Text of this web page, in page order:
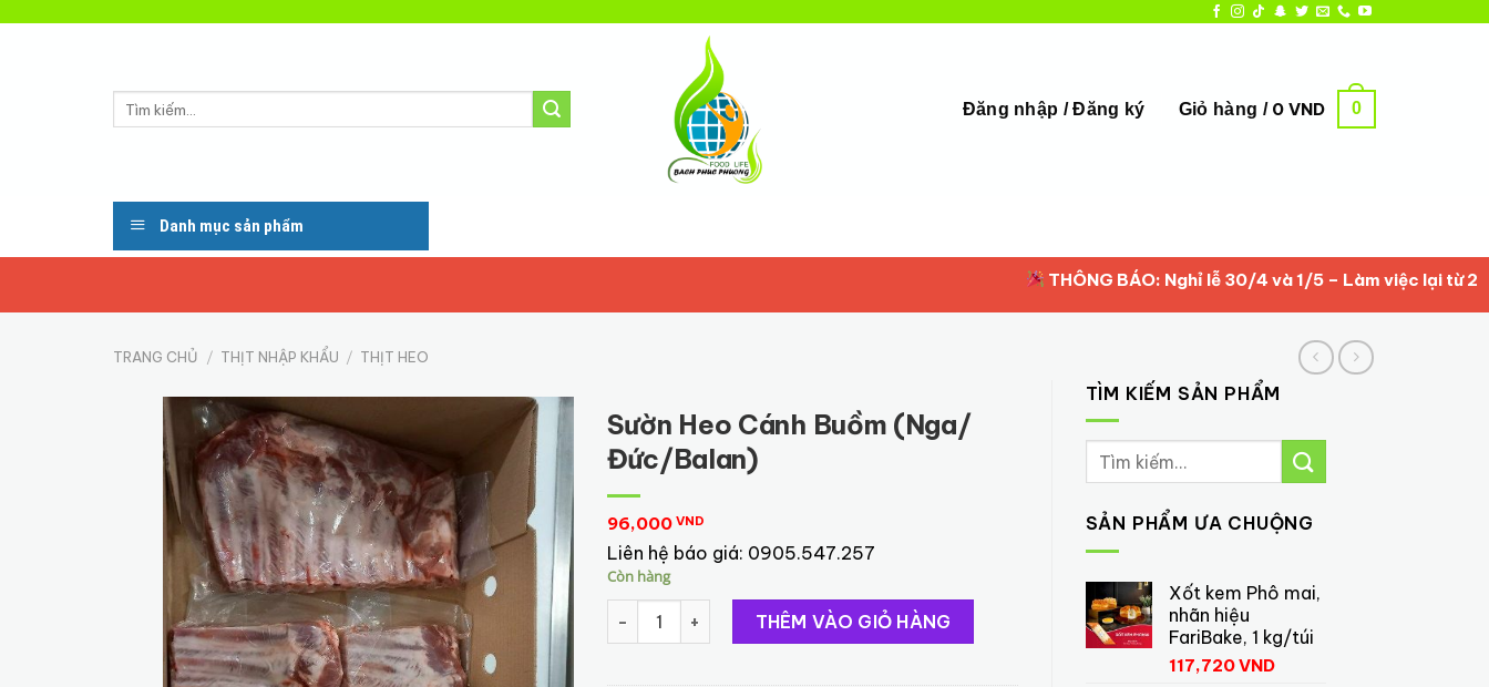
Tìm
Đăng nhập / Đăng ký Giỏ hàng / 0 VND 0
Danh mục sản phẩm
THÔNG BÁO: Nghỉ lễ 30/4 và 1/5 – Làm việc lại từ 2/5/
TRANG CHỦ / THỊT NHẬP KHẨU / THỊT HEO
TÌM KIẾM SẢN PHẨM
Tìm
SẢN PHẨM ƯA CHUỘNG
Xốt kem Phô mai,
nhãn hiệu
FariBake, 1 kg/túi
117,720VND
Sườn Heo Cánh Buồm (Nga/
Đức/Balan)
96,000 VND
Liên hệ báo giá: 0905.547.257
Còn hàng
Sườn Heo Cánh Buồm (Nga/Đức/Balan) số lượng
THÊM VÀO GIỎ HÀNG